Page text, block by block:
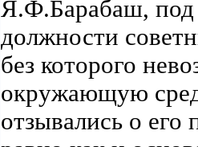
Я.Ф.Барабаш, под
должности
без которого
окружающую
отзывались о его